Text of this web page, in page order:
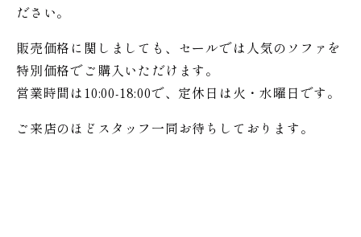
ださい。
販売価格に関しましても、セールでは人気のソファを
特別価格でご購入いただけます。
営業時間は10:00-18:00で、定休日は火・水曜日です。
ご来店のほどスタッフ一同お待ちしております。